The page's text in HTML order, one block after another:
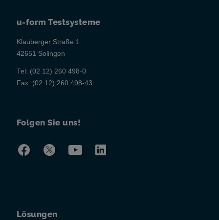
u-form Testsysteme
Klauberger Straße 1
42651 Solingen
Tel: (02 12) 260 498-0
Fax: (02 12) 260 498-43
Folgen Sie uns!
Lösungen